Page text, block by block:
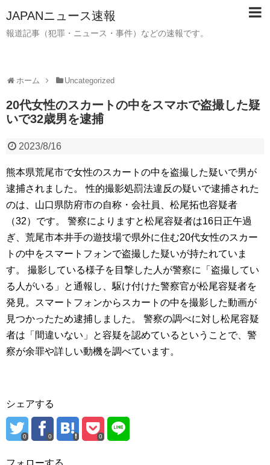
JAPANニュース速報
報道記事（犯罪・ニュース・事件）などの速報です。
ホーム Uncategorized
20代女性のスカートの中をスマホで盗撮した疑
いで32歳男を逮捕
2023/8/16
熊本県荒尾市で女性のスカートの中を盗撮した疑いで男が
逮捕されました。 性的撮影処罰法違反の疑いで逮捕された
のは、山口県防府市の自称・会社員、松尾拓也容疑者
（32）です。 警察によりますと松尾容疑者は16日正午過
ぎ、荒尾市本井手の遊技場で県外に住む20代女性のスカー
トの中をスマートフォンで盗撮した疑いが持たれていま
す。 撮影している様子を目撃した人が警察に「盗撮してい
る人がいる」と通報し、駆け付けた警察官が松尾容疑者を
発見。スマートフォンからスカートの中を撮影した動画が
見つかったため逮捕しました。 警察の調べに対し松尾容疑
者は「間違いない」と容疑を認めているということで、警
察が余罪や詳しい動機を調べています。
シェアする
0 0 0
フォローする